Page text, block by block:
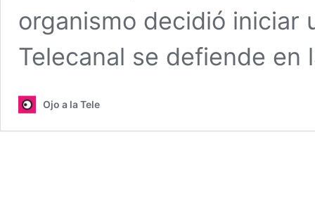
organismo decidió iniciar
Telecanal se defiende en
Ojo a la Tele